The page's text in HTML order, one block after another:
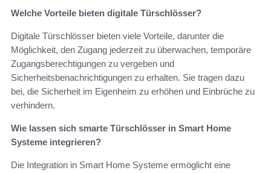
Welche Vorteile bieten digitale Türschlösser?
Digitale Türschlösser bieten viele Vorteile, darunter die
Möglichkeit, den Zugang jederzeit zu überwachen, temporäre
Zugangsberechtigungen zu vergeben und
Sicherheitsbenachrichtigungen zu erhalten. Sie tragen dazu
bei, die Sicherheit im Eigenheim zu erhöhen und Einbrüche zu
verhindern.
Wie lassen sich smarte Türschlösser in Smart Home
Systeme integrieren?
Die Integration in Smart Home Systeme ermöglicht eine